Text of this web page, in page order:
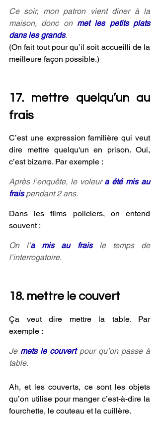
Ce soir, mon patron vient dîner à la
maison, donc on met les petits plats
dans les grands.
(On fait tout pour qu’il soit accueilli de la
meilleure façon possible.)
17. mettre quelqu’un au
frais
C’est une expression familière qui veut
dire mettre quelqu'un en prison. Oui,
c’est bizarre. Par exemple :
Après l’enquête, le voleur a été mis au
frais pendant 2 ans.
Dans les films policiers, on entend
souvent :
On l’a mis au frais le temps de
l’interrogatoire.
18. mettre le couvert
Ça veut dire mettre la table. Par
exemple :
Je mets le couvert pour qu’on passe à
table.
Ah, et les couverts, ce sont les objets
qu’on utilise pour manger c’est-à-dire la
fourchette, le couteau et la cuillère.